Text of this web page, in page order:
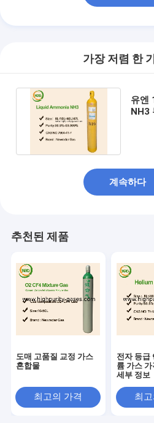
가장 저렴 한
유엔
NH3
계속하다
추천된 제품
도매 고품질 교정 가스
혼합물
최고의 가격
전자 등급
륨 가스
세부 정보
최